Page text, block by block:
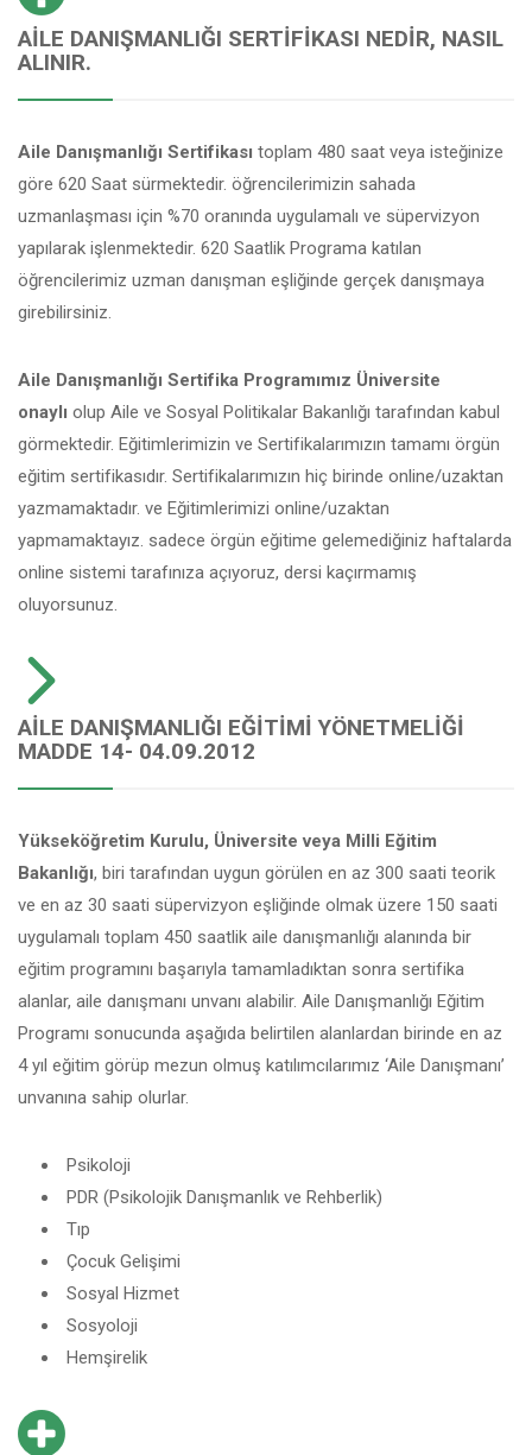
AILE DANIŞMANLIĞI SERTIFIKASI NEDIR, NASIL
ALINIR.
Aile Danışmanlığı Sertifikası toplam 480 saat veya isteğinize
göre 620 Saat sürmektedir. öğrencilerimizin sahada
uzmanlaşması için %70 oranında uygulamalı ve süpervizyon
yapılarak işlenmektedir. 620 Saatlik Programa katılan
öğrencilerimiz uzman danışman eşliğinde gerçek danışmaya
girebilirsiniz.
Aile Danışmanlığı Sertifika Programımız Üniversite
onaylı olup Aile ve Sosyal Politikalar Bakanlığı tarafından kabul
görmektedir. Eğitimlerimizin ve Sertifikalarımızın tamamı örgün
eğitim sertifikasıdır. Sertifikalarımızın hiç birinde online/uzaktan
yazmamaktadır. ve Eğitimlerimizi online/uzaktan
yapmamaktayız. sadece örgün eğitime gelemediğiniz haftalarda
online sistemi tarafınıza açıyoruz, dersi kaçırmamış
oluyorsunuz.
AILE DANIŞMANLIĞI EĞITIMI YÖNETMELIĞI
MADDE 14- 04.09.2012
Yükseköğretim Kurulu, Üniversite veya Milli Eğitim
Bakanlığı, biri tarafından uygun görülen en az 300 saati teorik
ve en az 30 saati süpervizyon eşliğinde olmak üzere 150 saati
uygulamalı toplam 450 saatlik aile danışmanlığı alanında bir
eğitim programını başarıyla tamamladıktan sonra sertifika
alanlar, aile danışmanı unvanı alabilir. Aile Danışmanlığı Eğitim
Programı sonucunda aşağıda belirtilen alanlardan birinde en az
4 yıl eğitim görüp mezun olmuş katılımcılarımız ‘Aile Danışmanı’
unvanına sahip olurlar.
Psikoloji
PDR (Psikolojik Danışmanlık ve Rehberlik)
Tıp
Çocuk Gelişimi
Sosyal Hizmet
Sosyoloji
Hemşirelik